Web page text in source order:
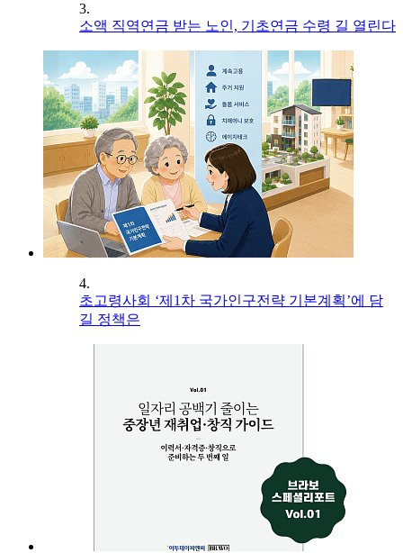
3.
소액 직역연금 받는 노인, 기초연금 수령 길 열린다
4.
초고령사회 ‘제1차 국가인구전략 기본계획’에 담
길 정책은